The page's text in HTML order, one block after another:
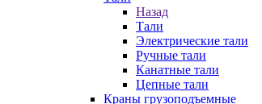
Назад
Тали
Электрические тали
Ручные тали
Канатные тали
Цепные тали
Краны грузоподъемные